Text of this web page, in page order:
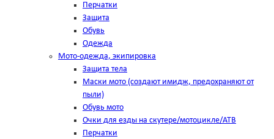
Перчатки
Защита
Обувь
Одежда
Мото-одежда, экипировка
Защита тела
Маски мото (создают имидж, предохраняют от
пыли)
Обувь мото
Очки для езды на скутере/мотоцикле/АТВ
Перчатки